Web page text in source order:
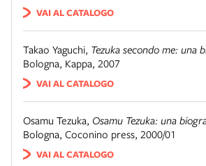
VAI AL CATALOGO
Takao Yaguchi, Tezuka secondo me: una
Bologna, Kappa, 2007
VAI AL CATALOGO
Osamu Tezuka, Osamu Tezuka: una
Bologna, Coconino press, 2000/01
VAI AL CATALOGO